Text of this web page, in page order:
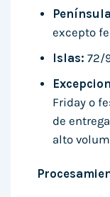
Península
excepto
Islas: 72/
Friday o
de
alto